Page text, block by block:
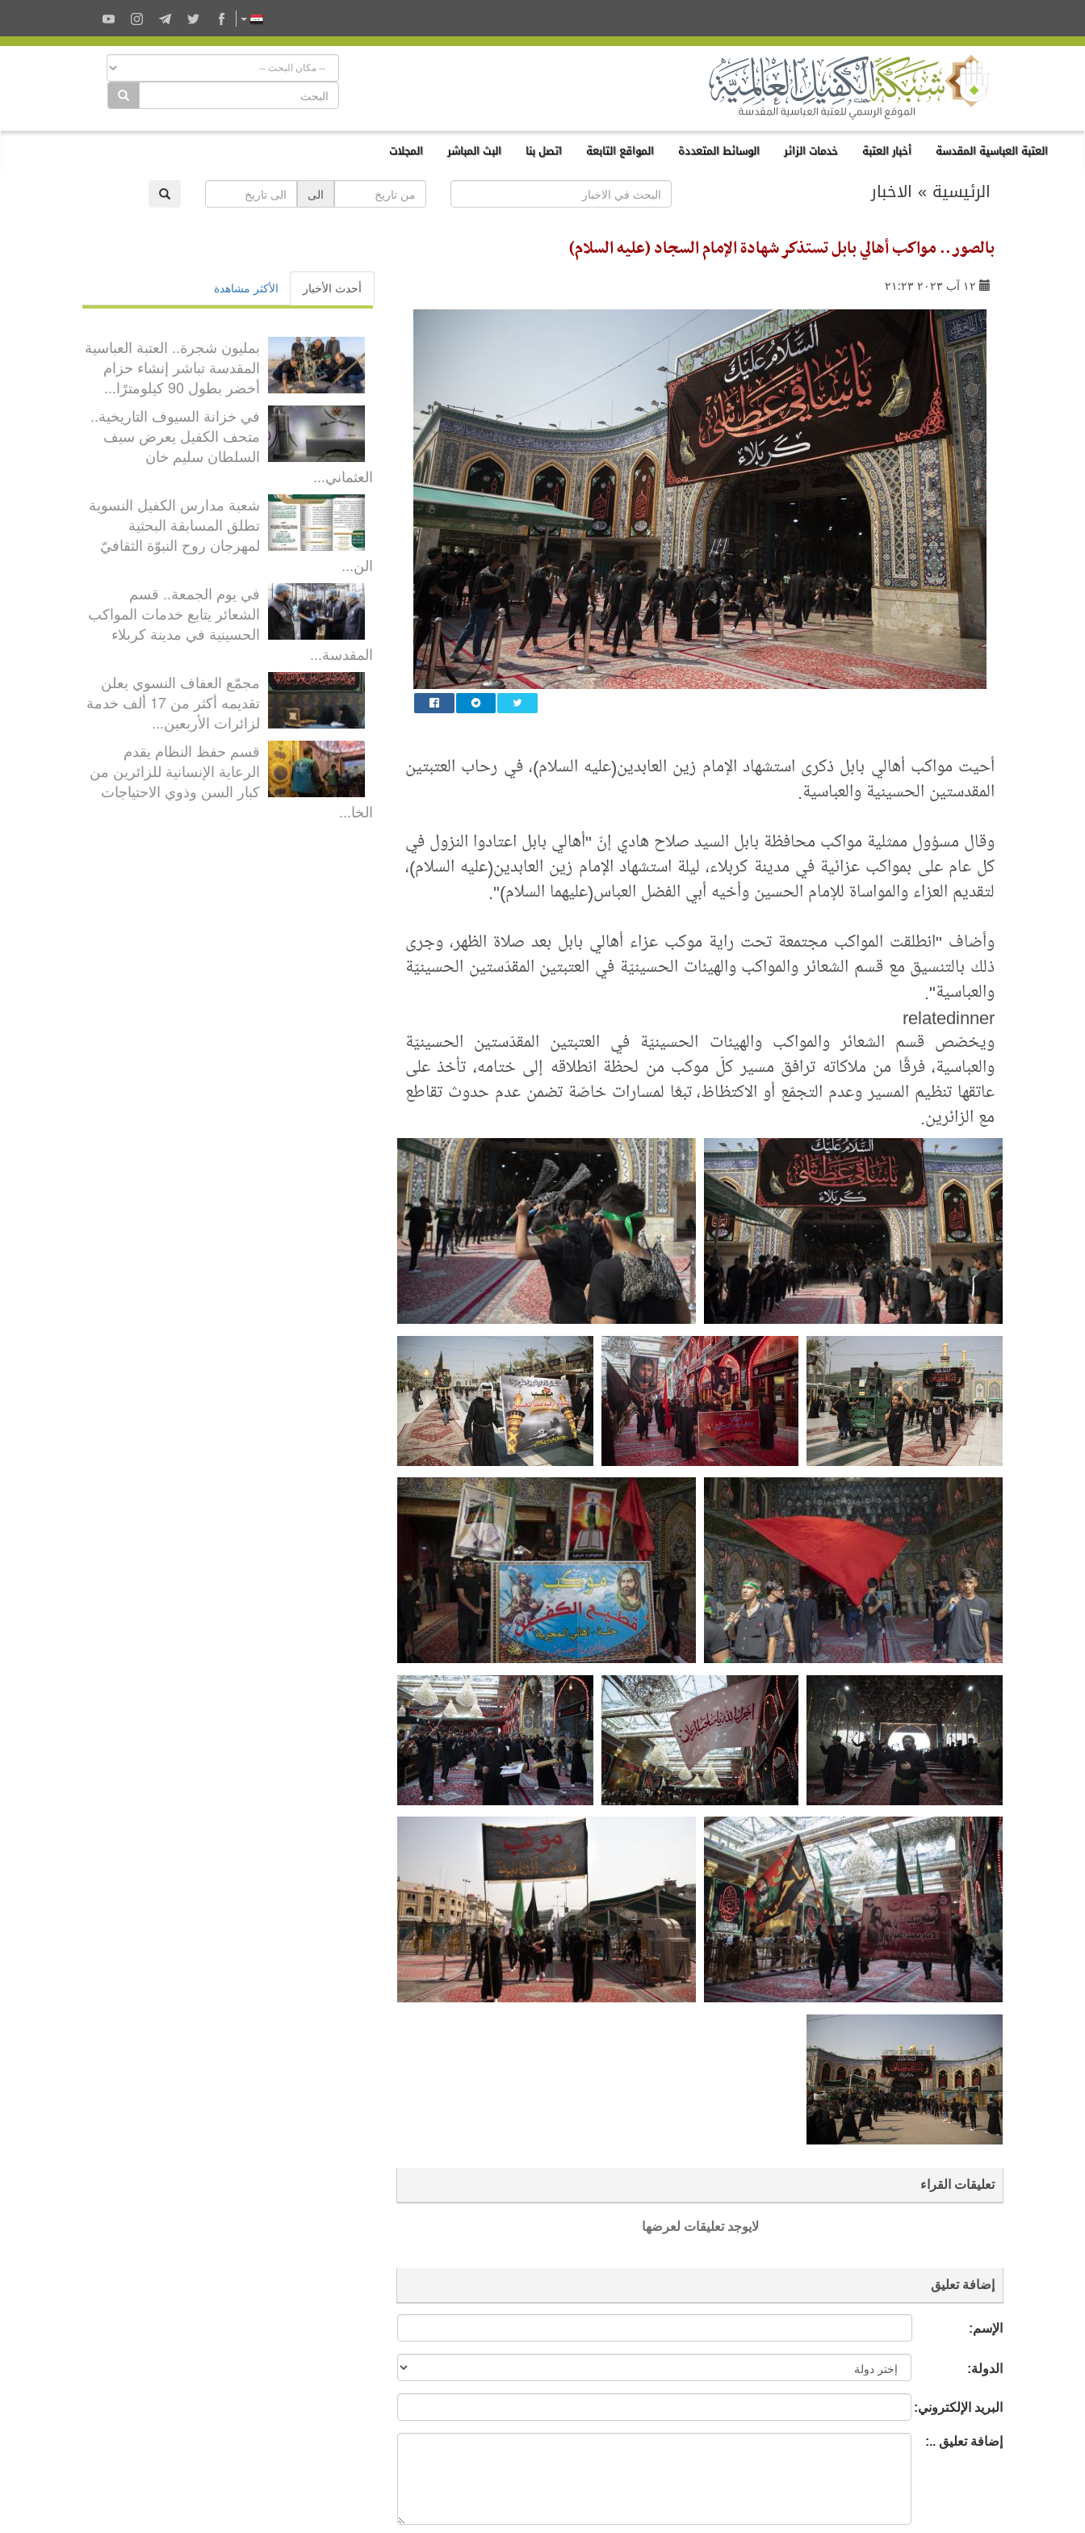
العتبة العباسية المقدسة أخبار العتبة خدمات الزائر الوسائط المتعددة المواقع التابعة اتصل بنا البث المباشر المجلات
الرئيسية » الاخبار الى
بالصور.. مواكب أهالي بابل تستذكر شهادة الإمام السجاد (عليه السلام)
١٢ آب ٢٠٢٣ ٢١:٢٣
أحيت مواكب أهالي بابل ذكرى استشهاد الإمام زين العابدين(عليه السلام)، في رحاب العتبتين
المقدستين الحسينية والعباسية.
وقال مسؤول ممثلية مواكب محافظة بابل السيد صلاح هادي إنّ "أهالي بابل اعتادوا النزول في
كل عام على بمواكب عزائية في مدينة كربلاء، ليلة استشهاد الإمام زين العابدين(عليه السلام)،
لتقديم العزاء والمواساة للإمام الحسين وأخيه أبي الفضل العباس(عليهما السلام)".
وأضاف "انطلقت المواكب مجتمعة تحت راية موكب عزاء أهالي بابل بعد صلاة الظهر، وجرى
ذلك بالتنسيق مع قسم الشعائر والمواكب والهيئات الحسينيّة في العتبتين المقدّستين الحسينيّة
والعباسية".
relatedinner
ويخصّص قسم الشعائر والمواكب والهيئات الحسينيّة في العتبتين المقدّستين الحسينيّة
والعباسية، فرقًا من ملاكاته ترافق مسير كلّ موكب من لحظة انطلاقه إلى ختامه، تأخذ على
عاتقها تنظيم المسير وعدم التجمّع أو الاكتظاظ، تبعًا لمسارات خاصّة تضمن عدم حدوث تقاطع
مع الزائرين.
تعليقات القراء
لايوجد تعليقات لعرضها
إضافة تعليق
الإسم:
الدولة:
البريد الإلكتروني:
إضافة تعليق ..:
أحدث الأخبار الأكثر مشاهدة
بمليون شجرة.. العتبة العباسية
المقدسة تباشر إنشاء حزام
أخضر بطول 90 كيلومترًا...
في خزانة السيوف التاريخية..
متحف الكفيل يعرض سيف
السلطان سليم خان
العثماني...
شعبة مدارس الكفيل النسوية
تطلق المسابقة البحثية
لمهرجان روح النبوّة الثقافيّ
الن...
في يوم الجمعة.. قسم
الشعائر يتابع خدمات المواكب
الحسينية في مدينة كربلاء
المقدسة...
مجمّع العفاف النسوي يعلن
تقديمه أكثر من 17 ألف خدمة
لزائرات الأربعين...
قسم حفظ النظام يقدم
الرعاية الإنسانية للزائرين من
كبار السن وذوي الاحتياجات
الخا...